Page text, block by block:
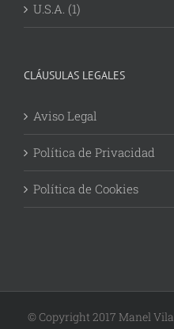
U.S.A. (1)
CLÁUSULAS LEGALES
Aviso Legal
Política de Privacidad
Política de Cookies
© Copyright 2017 Manel